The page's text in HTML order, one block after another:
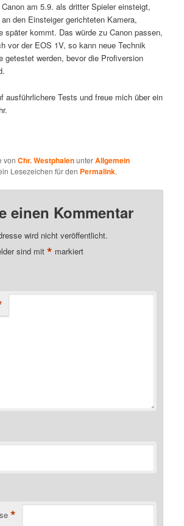
am 5.9. als dritter Spieler einsteigt,
den Einsteiger gerichteten Kamera,
später kommt. Das würde zu Canon passen,
vor der EOS 1V, so kann neue Technik
getestet werden, bevor die Profiversion
ausführlichere Tests und freue mich über ein
vonChr. WestphalenunterAllgemein
Lesezeichen für den Permalink.
einen Kommentar
wird nicht veröffentlicht.
sind mit* markiert
*